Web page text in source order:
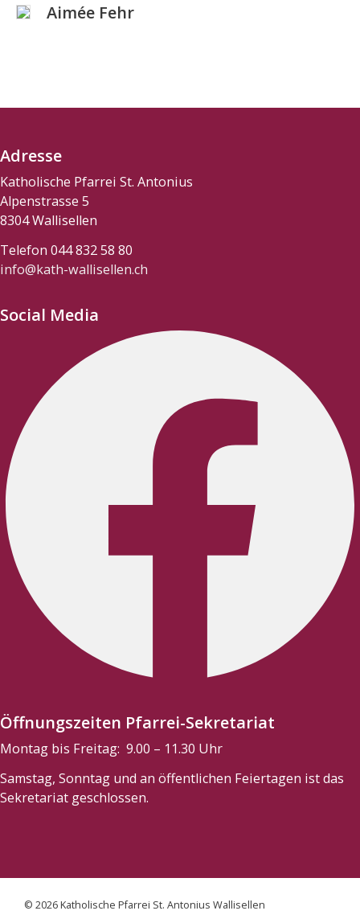
Aimée Fehr
Adresse
Katholische Pfarrei St. Antonius
Alpenstrasse 5
8304 Wallisellen
Telefon 044 832 58 80
info@kath-wallisellen.ch
Social Media
Öffnungszeiten Pfarrei-Sekretariat
Montag bis Freitag: 9.00 – 11.30 Uhr
Samstag, Sonntag und an öffentlichen Feiertagen ist das
Sekretariat geschlossen.
© 2026 Katholische Pfarrei St. Antonius Wallisellen